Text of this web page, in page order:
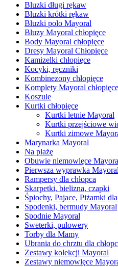
Bluzki długi rękaw
Bluzki krótki rękaw
Bluzki polo Mayoral
Bluzy Mayoral chłopięce
Body Mayoral chłopięce
Dresy Mayoral Chłopięce
Kamizelki chłopięce
Kocyki, ręczniki
Kombinezony chłopięce
Komplety Mayoral chłopięce
Koszule
Kurtki chłopięce
Kurtki letnie Mayoral
Kurtki przejściowe
Kurtki zimowe
Marynarka Mayoral
Na plażę
Obuwie niemowlęce
Pierwsza wyprawka
Rampersy dla chłopca
Skarpetki, bielizna, czapki
Śpiochy, Pajace, Piżamki dla
Spodenki, bermudy Mayoral
Spodnie Mayoral
Sweterki, pulowery
Torby dla Mamy
Ubrania do chrztu dla
Zestawy kolekcji Mayoral
Zestawy niemowlęce